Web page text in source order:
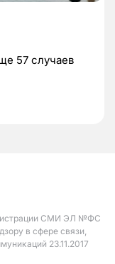
57 случаев
СМИ ЭЛ №ФС
в сфере связи,
23.11.2017